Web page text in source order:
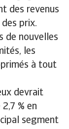
des revenus
prix.
de nouvelles
les
à tout
devrait
% en
segment